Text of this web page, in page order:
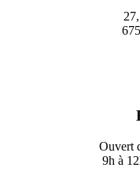
Ouvert
9h à